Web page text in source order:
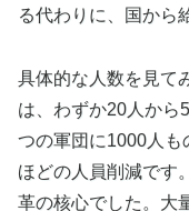
る代わりに、国から
具体的な人数を見て
は、わずか20人から
つの軍団に1000人も
ほどの人員削減です
革の核心でした。大